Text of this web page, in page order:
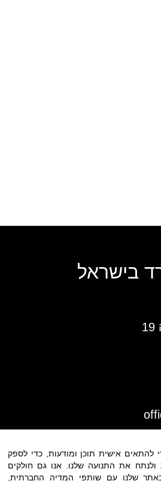
בישראל
להתאים אישית תוכן ומודעות, כדי לספק
את התנועה שלנו. אנו גם חולקים
שלנו עם שותפי המדיה החברתית,